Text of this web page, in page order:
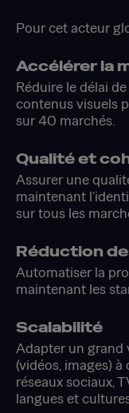
Pour cet acteur
Accélérer la
Réduire le délai
contenus visuels
sur 40 marchés.
Qualité et
Assurer une
maintenant
sur tous les
Réduction
Automatiser la
maintenant les
Scalabilité
Adapter un grand
(vidéos, images)
réseaux sociaux,
langues et